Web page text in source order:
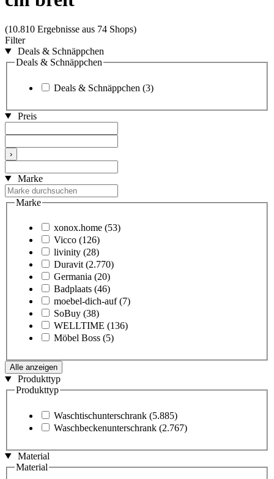
(10.810 Ergebnisse aus 74 Shops)
Filter
Deals & Schnäppchen
Deals & Schnäppchen
Deals & Schnäppchen (3)
Preis
›
Marke
Marke
xonox.home (53)
Vicco (126)
livinity (28)
Duravit (2.770)
Germania (20)
Badplaats (46)
moebel-dich-auf (7)
SoBuy (38)
WELLTIME (136)
Möbel Boss (5)
Alle anzeigen
Produkttyp
Produkttyp
Waschtischunterschrank (5.885)
Waschbeckenunterschrank (2.767)
Material
Material